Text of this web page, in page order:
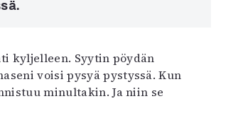
kyljelleen. Syytin pöydän
voisi pysyä pystyssä. Kun
minultakin. Ja niin se